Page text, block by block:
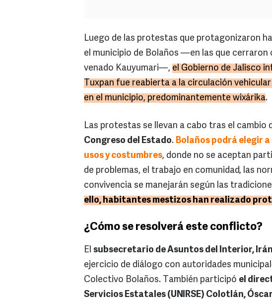
Luego de las protestas que protagonizaron
el municipio de Bolaños —en las que
venado Kauyumari—, el Gobierno de Jalisco
Tuxpan fue reabierta a la circulación
en el municipio, predominantemente wixárika.
Las protestas se llevan a cabo tras el cambio
Congreso del Estado. Bolaños podrá elegir
usos y costumbres, donde no se aceptan
de problemas, el trabajo en comunidad, las
convivencia se manejarán según las
ello, habitantes mestizos han realizado
¿Cómo se resolverá este conflicto?
El subsecretario de Asuntos del Interior,
ejercicio de diálogo con autoridades
Colectivo Bolaños. También participó el
Servicios Estatales (UNIRSE) Colotlán,